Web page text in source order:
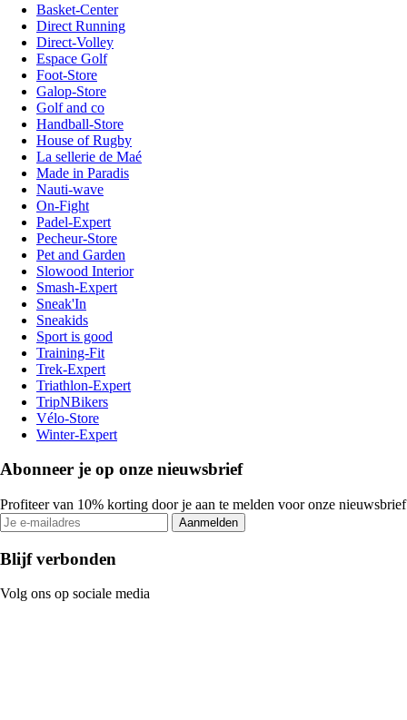
Basket-Center
Direct Running
Direct-Volley
Espace Golf
Foot-Store
Galop-Store
Golf and co
Handball-Store
House of Rugby
La sellerie de Maé
Made in Paradis
Nauti-wave
On-Fight
Padel-Expert
Pecheur-Store
Pet and Garden
Slowood Interior
Smash-Expert
Sneak'In
Sneakids
Sport is good
Training-Fit
Trek-Expert
Triathlon-Expert
TripNBikers
Vélo-Store
Winter-Expert
Abonneer je op onze nieuwsbrief
Profiteer van 10% korting door je aan te melden voor onze nieuwsbrief
Aanmelden
Blijf verbonden
Volg ons op sociale media